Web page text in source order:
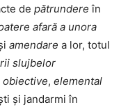
de pătrundere în
afară a unora
amendare a lor, totul
slujbelor
, elemental
și jandarmi în